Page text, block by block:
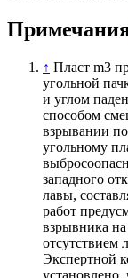
↑ Пласт m3
угольной
и углом
способом
взрывании
угольному
западного
лавы,
работ
взрывника
отсутствием
Экспертной